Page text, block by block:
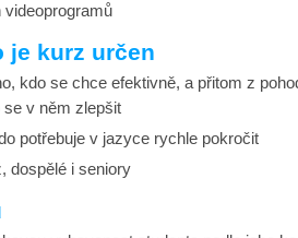
je kurz určen
kdo se chce efektivně, a přitom z
se v něm zlepšit
potřebuje v jazyce rychle pokročit
dospělé i seniory